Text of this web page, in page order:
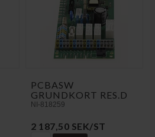
PCBASW
GRUNDKORT RES.D
NI-818259
2 187,50 SEK/ST